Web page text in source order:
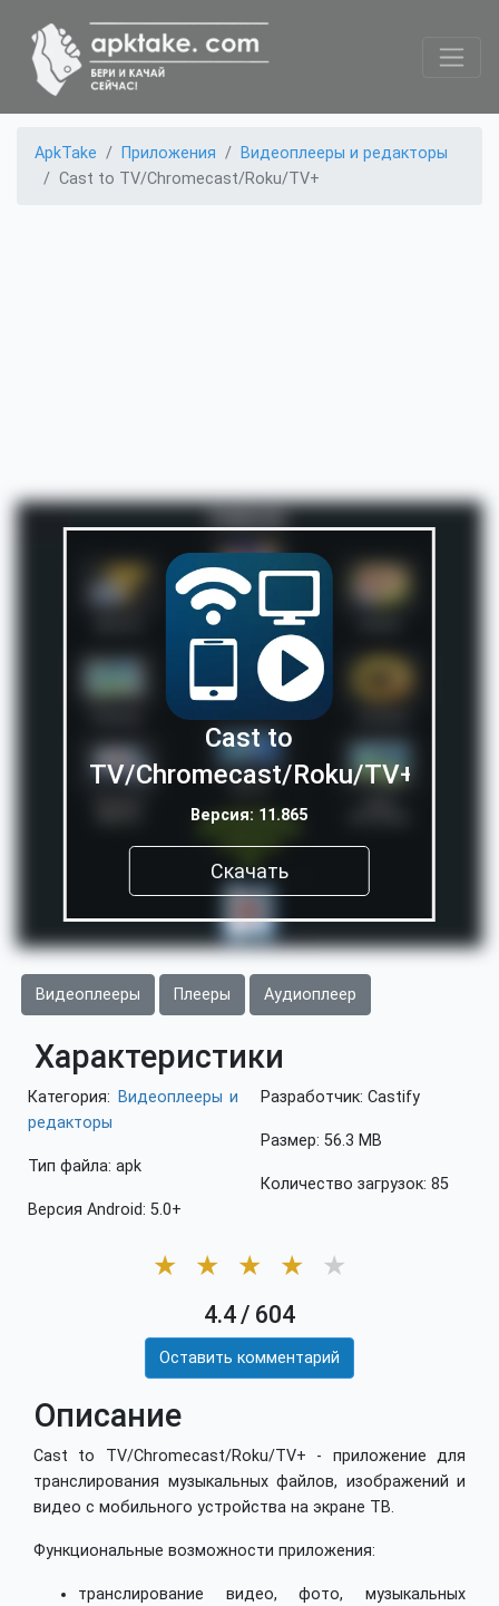
ApkTake Приложения
Видеоплееры и редакторы
Cast to TV/Chromecast/Roku/TV+
Cast to
TV/Chromecast/Roku/TV+
Версия: 11.865
Скачать
Видеоплееры Плееры Аудиоплеер
Характеристики
Категория: Видеоплееры и
редакторы
Тип файла: apk
Версия Android: 5.0+
Разработчик: Castify
Размер: 56.3 MB
Количество загрузок: 85
★ ★ ★ ★ ★
4.4/ 604
Оставить комментарий
Описание
Cast to TV/Chromecast/Roku/TV+ - приложение для
транслирования музыкальных файлов, изображений и
видео с мобильного устройства на экране ТВ.
Функциональные возможности приложения:
транслирование видео, фото, музыкальных